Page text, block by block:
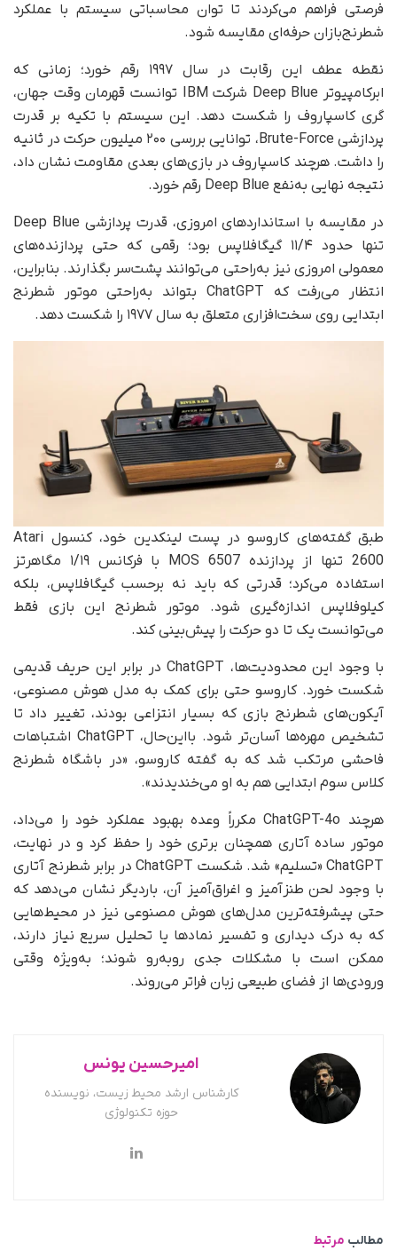
فرصتی فراهم می‌کردند تا توان محاسباتی سیستم با عملکرد
شطرنج‌بازان حرفه‌ای مقایسه شود.
نقطه عطف این رقابت در سال ۱۹۹۷ رقم خورد؛ زمانی که
ابرکامپیوتر Deep Blue شرکت IBM توانست قهرمان وقت جهان،
گری کاسپاروف را شکست دهد. این سیستم با تکیه بر قدرت
پردازشی Brute-Force، توانایی بررسی ۲۰۰ میلیون حرکت در ثانیه
را داشت. هرچند کاسپاروف در بازی‌های بعدی مقاومت نشان داد،
نتیجه نهایی به‌نفع Deep Blue رقم خورد.
در مقایسه با استانداردهای امروزی، قدرت پردازشی Deep Blue
تنها حدود ۱۱/۴ گیگافلاپس بود؛ رقمی که حتی پردازنده‌های
معمولی امروزی نیز به‌راحتی می‌توانند پشت‌سر بگذارند. بنابراین،
انتظار می‌رفت که ChatGPT بتواند به‌راحتی موتور شطرنج
ابتدایی روی سخت‌افزاری متعلق به سال ۱۹۷۷ را شکست دهد.
طبق گفته‌های کاروسو در پست لینکدین خود، کنسول Atari
2600 تنها از پردازنده MOS 6507 با فرکانس ۱/۱۹ مگاهرتز
استفاده می‌کرد؛ قدرتی که باید نه بر‌حسب گیگافلاپس، بلکه
کیلوفلاپس اندازه‌گیری شود. موتور شطرنج این بازی فقط
می‌توانست یک تا دو حرکت را پیش‌بینی کند.
با وجود این محدودیت‌ها، ChatGPT در برابر این حریف قدیمی
شکست خورد. کاروسو حتی برای کمک به مدل هوش مصنوعی،
آیکون‌های شطرنج بازی که بسیار انتزاعی بودند، تغییر داد تا
تشخیص مهره‌ها آسان‌تر شود. با‌این‌حال، ChatGPT اشتباهات
فاحشی مرتکب شد که به گفته کاروسو، «در باشگاه شطرنج
کلاس سوم ابتدایی هم به او می‌خندیدند».
هرچند ChatGPT-4o مکرراً وعده بهبود عملکرد خود را می‌داد،
موتور ساده آتاری همچنان برتری خود را حفظ کرد و در نهایت،
ChatGPT «تسلیم» شد. شکست ChatGPT در برابر شطرنج آتاری
با وجود لحن طنزآمیز و اغراق‌آمیز آن، بار‌دیگر نشان می‌دهد که
حتی پیشرفته‌ترین مدل‌های هوش مصنوعی نیز در محیط‌هایی
که به درک دیداری و تفسیر نمادها یا تحلیل سریع نیاز دارند،
ممکن است با مشکلات جدی روبه‌رو شوند؛ به‌ویژه وقتی
ورودی‌ها از فضای طبیعی زبان فراتر می‌روند.
امیرحسین یونس
کارشناس ارشد محیط زیست، نویسنده
حوزه تکنولوژی
مطالب مرتبط